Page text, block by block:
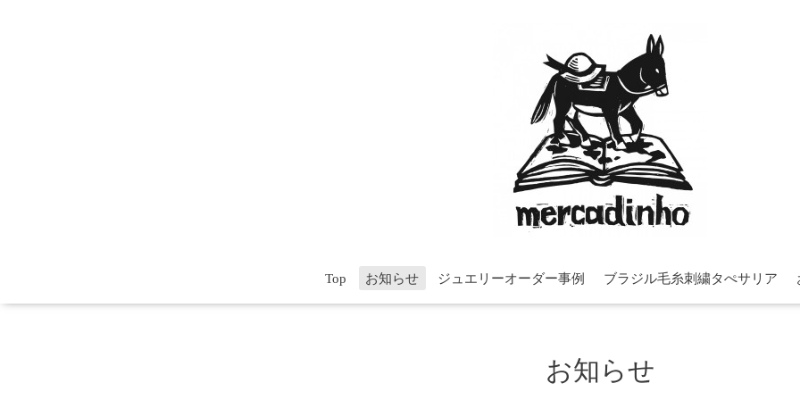
Top お知らせ ジュエリーオーダー事例 ブラジル毛糸刺繍タぺサリア
お知らせ